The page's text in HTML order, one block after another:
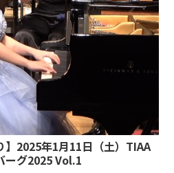
】2025年1月11日（土）TIAA
ーグ2025 Vol.1